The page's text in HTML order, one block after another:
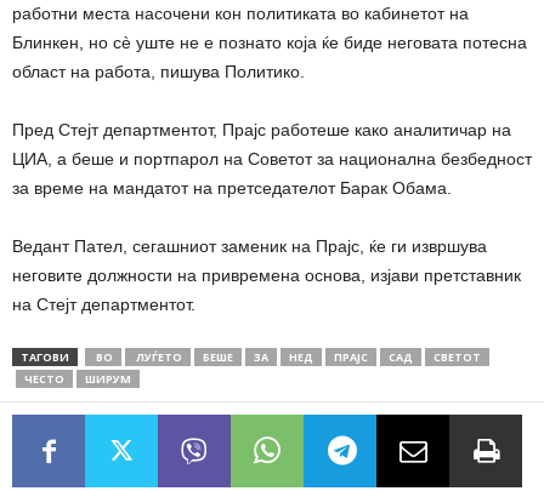
работни места насочени кон политиката во кабинетот на
Блинкен, но сè уште не е познато која ќе биде неговата потесна
област на работа, пишува Политико.
Пред Стејт департментот, Прајс работеше како аналитичар на
ЦИА, а беше и портпарол на Советот за национална безбедност
за време на мандатот на претседателот Барак Обама.
Ведант Пател, сегашниот заменик на Прајс, ќе ги извршува
неговите должности на привремена основа, изјави претставник
на Стејт департментот.
ТАГОВИ ВО ЛУЃЕТО БЕШЕ ЗА НЕД ПРАЈС САД
СВЕТОТ
ЧЕСТО
ШИРУМ